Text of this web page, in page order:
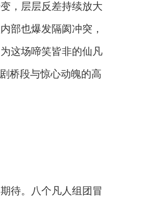
，层层反差持续放大
部也爆发隔阂冲突，
这场啼笑皆非的仙凡
桥段与惊心动魄的高
待。八个凡人组团冒